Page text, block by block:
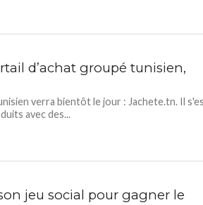
d’achat groupé tunisien,
verra bientôt le jour : Jachete.tn. Il
avec des...
jeu social pour gagner le